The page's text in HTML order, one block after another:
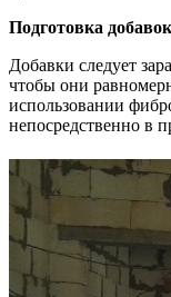
Подготовка добавок
Добавки следует
чтобы они
использовании
непосредственно в